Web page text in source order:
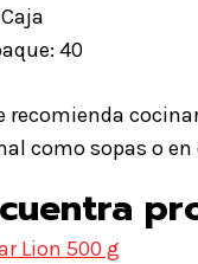
40
recomienda
como sopas o
Lion 500 g